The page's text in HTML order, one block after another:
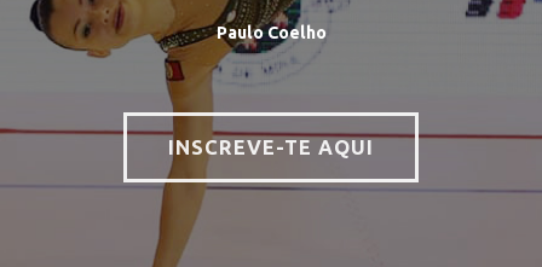
Paulo Coelho
INSCREVE-TE AQUI